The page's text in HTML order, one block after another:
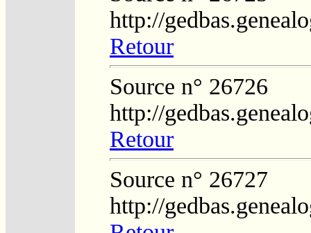
http://
Retour
Source n° 26726
http://
Retour
Source n° 26727
http://